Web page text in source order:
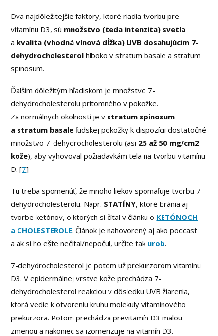
Dva najdôležitejšie faktory, ktoré riadia tvorbu pre-
vitamínu D3, sú množstvo (teda intenzita) svetla
a kvalita (vhodná vlnová dĺžka) UVB dosahujúcim 7-
dehydrocholesterol hlboko v stratum basale a stratum
spinosum.
Ďalším dôležitým hľadiskom je množstvo 7-
dehydrocholesterolu prítomného v pokožke.
Za normálnych okolností je v stratum spinosum
a stratum basale ľudskej pokožky k dispozícii dostatočné
množstvo 7-dehydrocholesterolu (asi 25 až 50 mg/cm2
kože), aby vyhovoval požiadavkám tela na tvorbu vitamínu
D. [7]
Tu treba spomenúť, že mnoho liekov spomaľuje tvorbu 7-
dehydrocholesterolu. Napr. STATÍNY, ktoré bránia aj
tvorbe ketónov, o ktorých si čítal v článku o KETÓNOCH
a CHOLESTEROLE. Článok je nahovorený aj ako podcast
a ak si ho ešte nečítal/nepočul, určite tak urob.
7-dehydrocholesterol je potom už prekurzorom vitamínu
D3. V epidermálnej vrstve kože prechádza 7-
dehydrocholesterol reakciou v dôsledku UVB žiarenia,
ktorá vedie k otvoreniu kruhu molekuly vitamínového
prekurzora. Potom prechádza previtamín D3 malou
zmenou a nakoniec sa izomerizuje na vitamín D3.